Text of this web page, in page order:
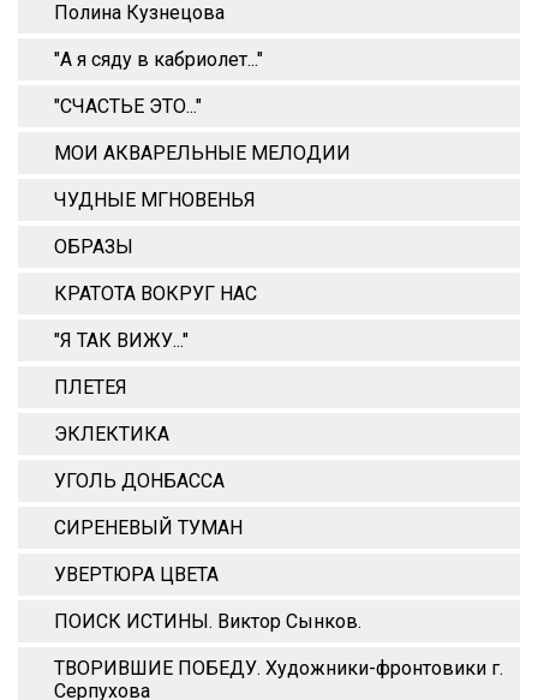
Полина Кузнецова
"А я сяду в кабриолет..."
"СЧАСТЬЕ ЭТО..."
МОИ АКВАРЕЛЬНЫЕ МЕЛОДИИ
ЧУДНЫЕ МГНОВЕНЬЯ
ОБРАЗЫ
КРАТОТА ВОКРУГ НАС
"Я ТАК ВИЖУ..."
ПЛЕТЕЯ
ЭКЛЕКТИКА
УГОЛЬ ДОНБАССА
СИРЕНЕВЫЙ ТУМАН
УВЕРТЮРА ЦВЕТА
ПОИСК ИСТИНЫ. Виктор Сынков.
ТВОРИВШИЕ ПОБЕДУ. Художники-фронтовики г.
Серпухова